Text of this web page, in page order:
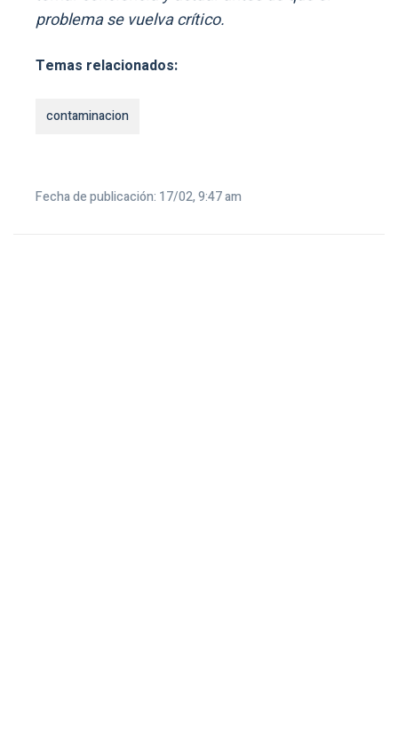
problema se vuelva crítico.
Temas relacionados:
contaminacion
Fecha de publicación: 17/02, 9:47 am